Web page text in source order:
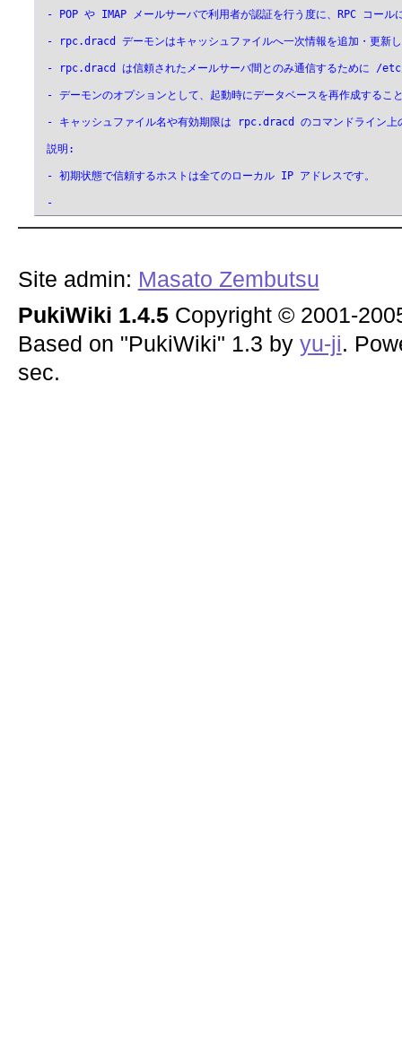
- POP や IMAP メールサーバで利用者が認証を行う度に、RPC コール
- rpc.dracd デーモンはキャッシュファイルへ一次情報を追加・更新し
- rpc.dracd は信頼されたメールサーバ間とのみ通信するために /
- デーモンのオプションとして、起動時にデータベースを再作成するこ
- キャッシュファイル名や有効期限は rpc.dracd のコマンドライン上
説明:
- 初期状態で信頼するホストは全てのローカル IP アドレスです。
-
Site admin: Masato Zembutsu
PukiWiki 1.4.5Copyright © 2001-
Based on "PukiWiki" 1.3 by yu-ji.
sec.